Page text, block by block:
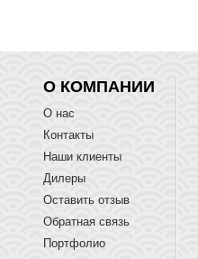
О КОМПАНИИ
О нас
Контакты
Наши клиенты
Дилеры
Оставить отзыв
Обратная связь
Портфолио